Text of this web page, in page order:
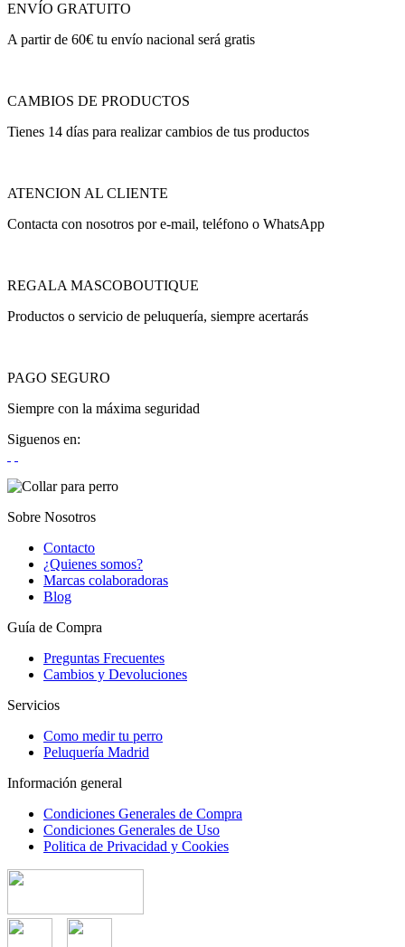
ENVÍO GRATUITO
A partir de 60€ tu envío nacional será gratis
CAMBIOS DE PRODUCTOS
Tienes 14 días para realizar cambios de tus productos
ATENCION AL CLIENTE
Contacta con nosotros por e-mail, teléfono o WhatsApp
REGALA MASCOBOUTIQUE
Productos o servicio de peluquería, siempre acertarás
PAGO SEGURO
Siempre con la máxima seguridad
Siguenos en:
Sobre Nosotros
Contacto
¿Quienes somos?
Marcas colaboradoras
Blog
Guía de Compra
Preguntas Frecuentes
Cambios y Devoluciones
Servicios
Como medir tu perro
Peluquería Madrid
Información general
Condiciones Generales de Compra
Condiciones Generales de Uso
Politica de Privacidad y Cookies